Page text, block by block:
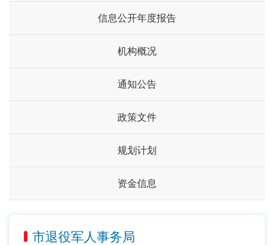
信息公开年度报告
机构概况
通知公告
政策文件
规划计划
资金信息
市退役军人事务局